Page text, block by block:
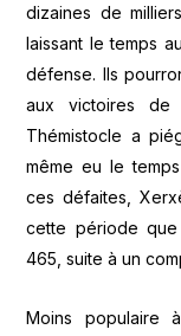
dizaines de
laissant le temps
défense. Ils
aux victoires de
Thémistocle a
même eu le
ces défaites,
cette période que
465, suite à un
Moins populaire